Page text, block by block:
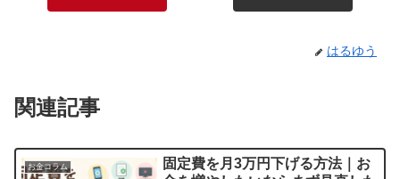
はるゆう
関連記事
お金コラム
固定費を月3万円下げる方法｜お